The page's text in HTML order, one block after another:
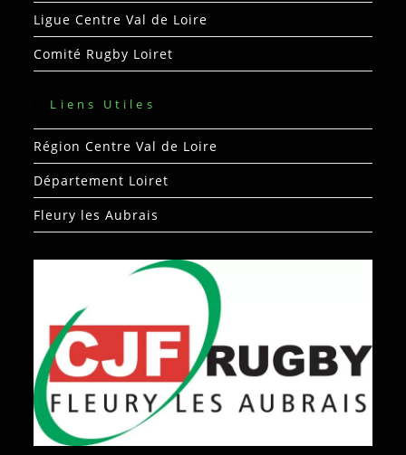
Ligue Centre Val de Loire
Comité Rugby Loiret
Liens Utiles
Région Centre Val de Loire
Département Loiret
Fleury les Aubrais